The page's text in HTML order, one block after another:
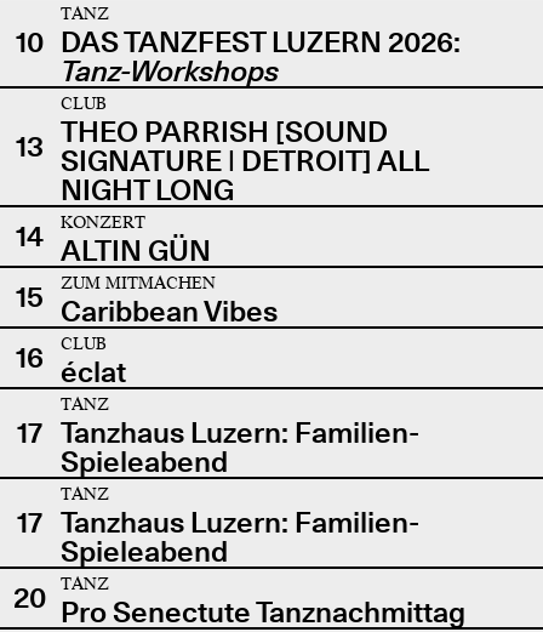
10
TANZ
DAS TANZFEST LUZERN 2026:
Tanz-Workshops
13
CLUB
THEO PARRISH [SOUND
SIGNATURE | DETROIT] ALL
NIGHT LONG
14
KONZERT
ALTIN GÜN
15
ZUM MITMACHEN
Caribbean Vibes
16
CLUB
éclat
17
TANZ
Tanzhaus Luzern: Familien-
Spieleabend
17
TANZ
Tanzhaus Luzern: Familien-
Spieleabend
20
TANZ
Pro Senectute Tanznachmittag